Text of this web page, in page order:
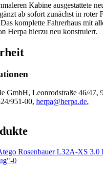
Kabine ausgestattete
ab sofort zunächst in roter
komplette Fahrerhaus mit
Herpa hierzu neu konstruiert.
GmbH, Leonrodstraße 46/47,
951-00, herpa@herpa.de,